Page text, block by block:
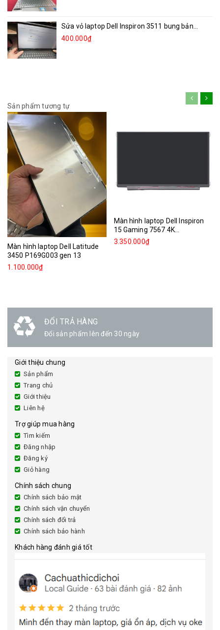
Sửa vỏ laptop Dell Inspiron 3511 bung bản...
400.000₫
Sản phẩm tương tự
Màn hình laptop Dell Latitude
3450 P169G003 gen 13
1.100.000₫
Màn hình laptop Dell Inspiron
15 Gaming 7567 4K...
3.350.000₫
ĐỔI TRẢ HÀNG
Đổi sản phẩm lên đến 30 ngày
Giới thiệu chung
Sản phẩm
Trang chủ
Giới thiệu
Liên hệ
Trợ giúp mua hàng
Tìm kiếm
Đăng nhập
Đăng ký
Giỏ hàng
Chính sách chung
Chính sách bảo mật
Chính sách vận chuyển
Chính sách đổi trả
Chính sách bảo hành
Khách hàng đánh giá tốt